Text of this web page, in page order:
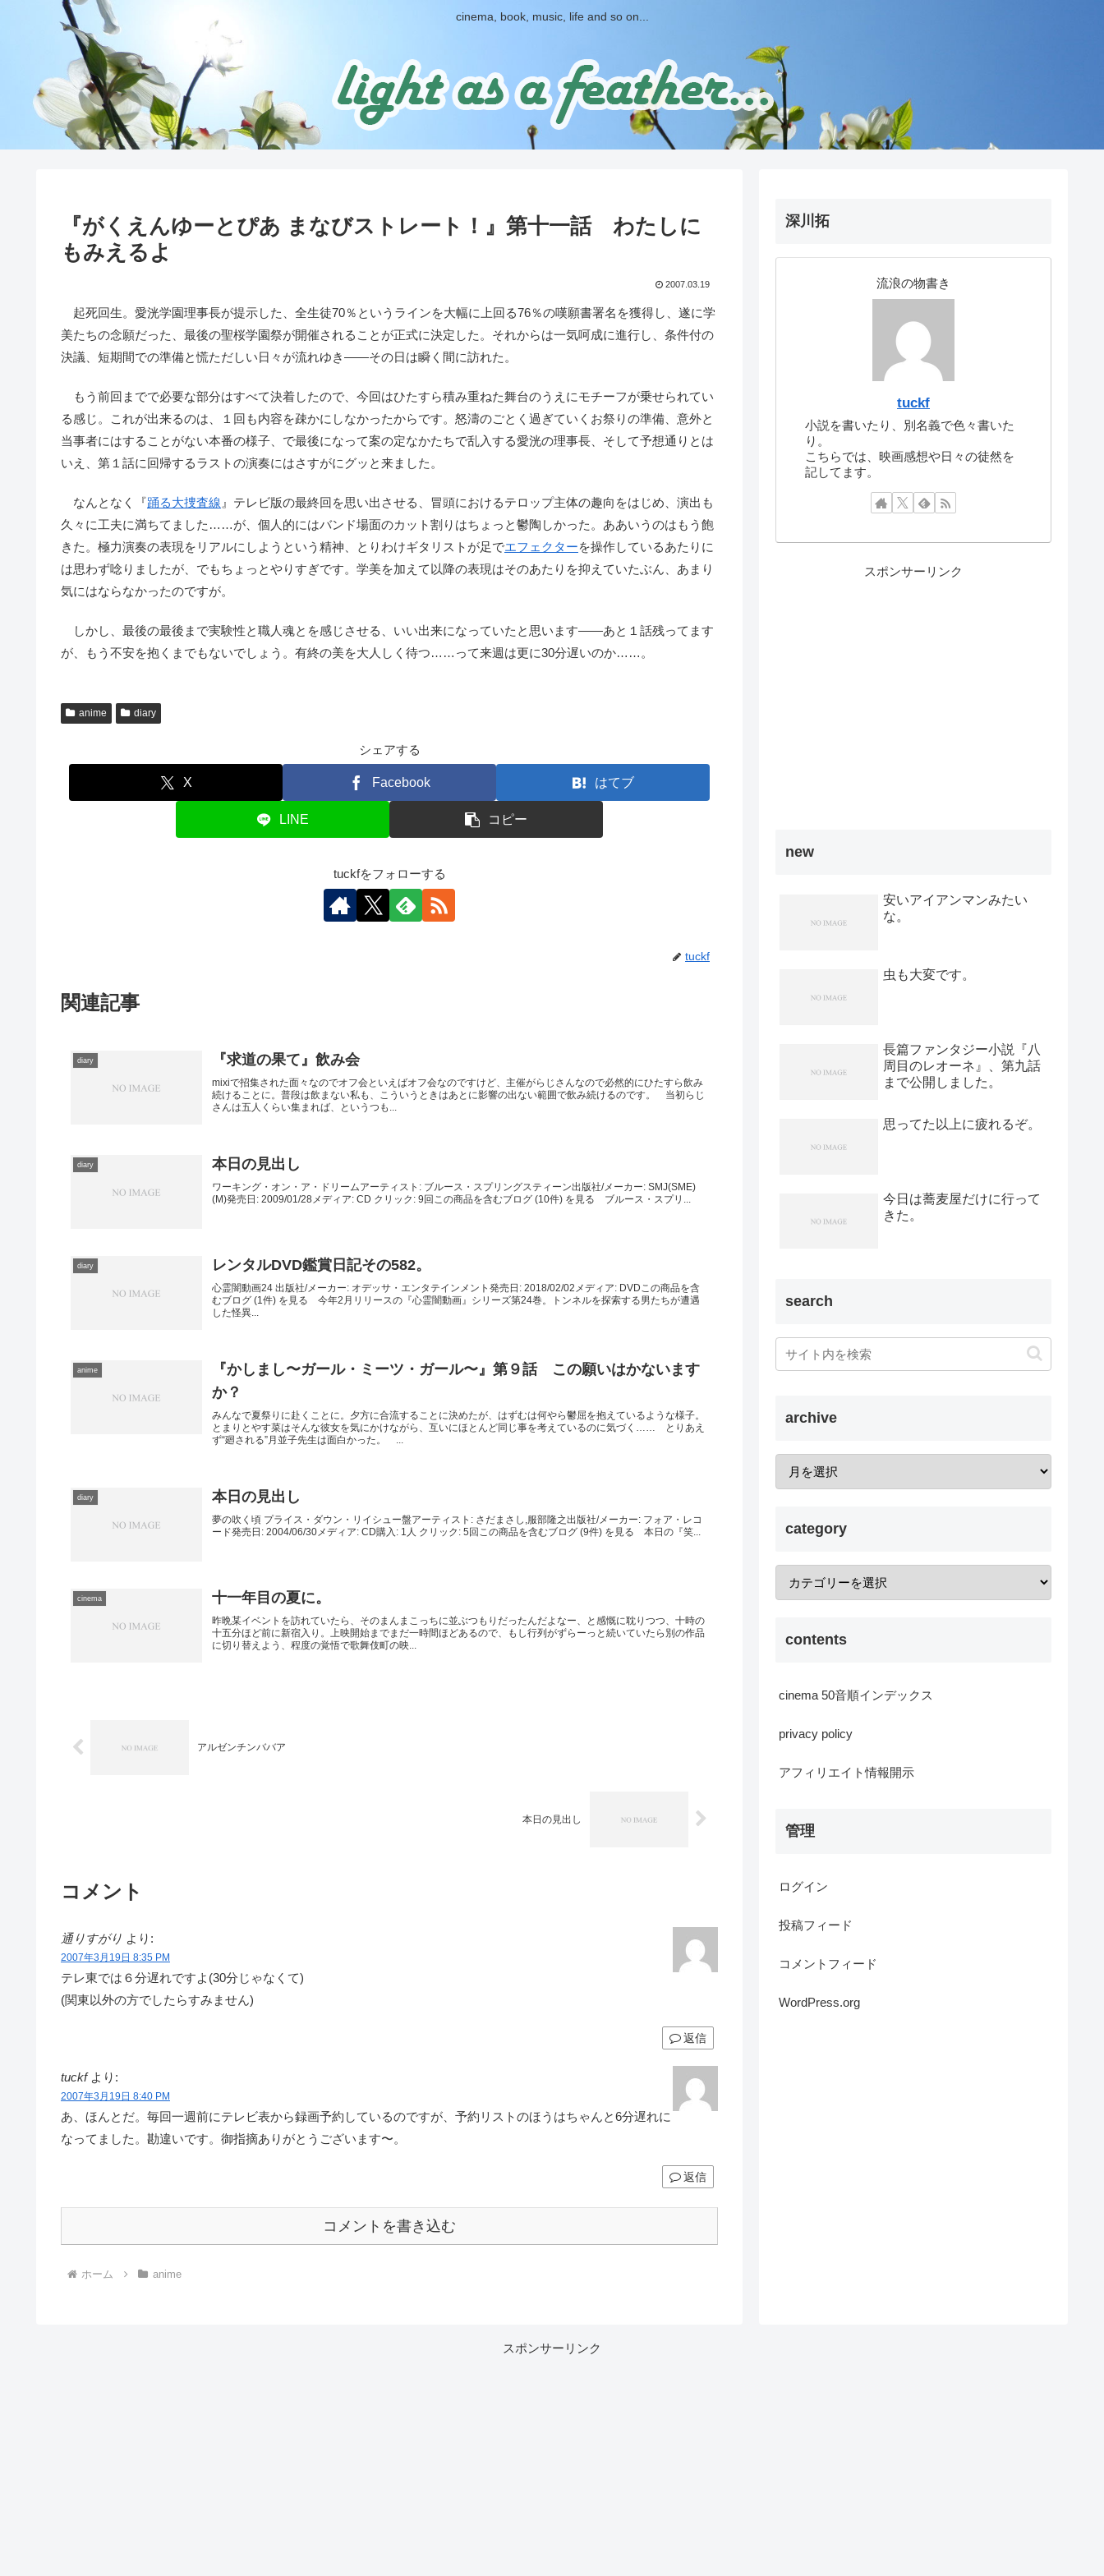
cinema, book, music, life and so on...
『がくえんゆーとぴあ まなびストレート！』第十一話 わたしに
もみえるよ
2007.03.19
起死回生。愛洸学園理事長が提示した、全生徒70％というラインを大幅に上回る76％の嘆願書署名を獲得し、遂に学
美たちの念願だった、最後の聖桜学園祭が開催されることが正式に決定した。それからは一気呵成に進行し、条件付の
決議、短期間での準備と慌ただしい日々が流れゆき――その日は瞬く間に訪れた。
もう前回までで必要な部分はすべて決着したので、今回はひたすら積み重ねた舞台のうえにモチーフが乗せられてい
る感じ。これが出来るのは、１回も内容を疎かにしなかったからです。怒濤のごとく過ぎていくお祭りの準備、意外と
当事者にはすることがない本番の様子、で最後になって案の定なかたちで乱入する愛洸の理事長、そして予想通りとは
いえ、第１話に回帰するラストの演奏にはさすがにグッと来ました。
なんとなく『踊る大捜査線 』テレビ版の最終回を思い出させる、冒頭におけるテロップ主体の趣向をはじめ、演出も
久々に工夫に満ちてました……が、個人的にはバンド場面のカット割りはちょっと鬱陶しかった。ああいうのはもう飽
きた。極力演奏の表現をリアルにしようという精神、とりわけギタリストが足でエフェクターを操作しているあたりに
は思わず唸りましたが、でもちょっとやりすぎです。学美を加えて以降の表現はそのあたりを抑えていたぶん、あまり
気にはならなかったのですが。
しかし、最後の最後まで実験性と職人魂とを感じさせる、いい出来になっていたと思います――あと１話残ってます
が、もう不安を抱くまでもないでしょう。有終の美を大人しく待つ……って来週は更に30分遅いのか……。
anime diary
シェアする
X Facebook はてブ
LINE コピー
tuckfをフォローする
tuckf
関連記事
diary 『求道の果て』飲み会
mixiで招集された面々なのでオフ会といえばオフ会なのですけど、主催がらじさんなので必然的にひたすら飲み
続けることに。普段は飲まない私も、こういうときはあとに影響の出ない範囲で飲み続けるのです。 当初らじ
さんは五人くらい集まれば、というつも...
diary 本日の見出し
ワーキング・オン・ア・ドリームアーティスト: ブルース・スプリングスティーン出版社/メーカー: SMJ(SME)
(M)発売日: 2009/01/28メディア: CD クリック: 9回この商品を含むブログ (10件) を見る ブルース・スプリ...
diary レンタルDVD鑑賞日記その582。
心霊闇動画24 出版社/メーカー: オデッサ・エンタテインメント発売日: 2018/02/02メディア: DVDこの商品を含
むブログ (1件) を見る 今年2月リリースの『心霊闇動画』シリーズ第24巻。トンネルを探索する男たちが遭遇
した怪異...
anime
『かしまし〜ガール・ミーツ・ガール〜』第９話 この願いはかないます
か？
みんなで夏祭りに赴くことに。夕方に合流することに決めたが、はずむは何やら鬱屈を抱えているような様子。
とまりとやす菜はそんな彼女を気にかけながら、互いにほとんど同じ事を考えているのに気づく…… とりあえ
ず“廻される”月並子先生は面白かった。 ...
diary 本日の見出し
夢の吹く頃 プライス・ダウン・リイシュー盤アーティスト: さだまさし,服部隆之出版社/メーカー: フォア・レコ
ード発売日: 2004/06/30メディア: CD購入: 1人 クリック: 5回この商品を含むブログ (9件) を見る 本日の『笑...
cinema 十一年目の夏に。
昨晩某イベントを訪れていたら、そのまんまこっちに並ぶつもりだったんだよなー、と感慨に耽りつつ、十時の
十五分ほど前に新宿入り。上映開始までまだ一時間ほどあるので、もし行列がずらーっと続いていたら別の作品
に切り替えよう、程度の覚悟で歌舞伎町の映...
アルゼンチンババア
本日の見出し
コメント
通りすがり より:
2007年3月19日 8:35 PM
テレ東では６分遅れですよ(30分じゃなくて)
(関東以外の方でしたらすみません)
返信
tuckf より:
2007年3月19日 8:40 PM
あ、ほんとだ。毎回一週前にテレビ表から録画予約しているのですが、予約リストのほうはちゃんと6分遅れに
なってました。勘違いです。御指摘ありがとうございます〜。
返信
コメントを書き込む
ホーム anime
深川拓
流浪の物書き
tuckf
小説を書いたり、別名義で色々書いた
り。
こちらでは、映画感想や日々の徒然を
記してます。
スポンサーリンク
new
安いアイアンマンみたい
な。
虫も大変です。
長篇ファンタジー小説『八
周目のレオーネ』、第九話
まで公開しました。
思ってた以上に疲れるぞ。
今日は蕎麦屋だけに行って
きた。
search
archive
category
contents
cinema 50音順インデックス
privacy policy
アフィリエイト情報開示
管理
ログイン
投稿フィード
コメントフィード
WordPress.org
スポンサーリンク